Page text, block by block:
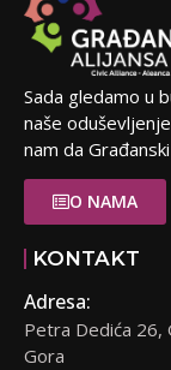
Sada gledamo u
naše
nam da
O NAMA
KONTAKT
Adresa:
Petra Dedića 26,
Gora